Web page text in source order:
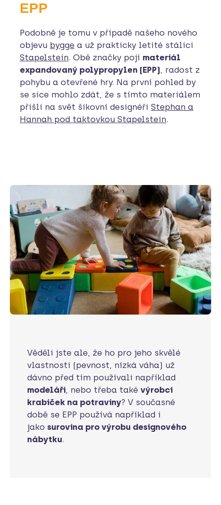
EPP
Podobně je tomu v případě našeho nového
objevu bygge a už prakticky letité stálici
Stapelstein. Obě značky pojí materiál
expandovaný polypropylen (EPP), radost z
pohybu a otevřené hry. Na první pohled by
se sice mohlo zdát, že s tímto materiálem
přišli na svět šikovní designéři Stephan a
Hannah pod taktovkou Stapelstein.
Věděli jste ale, že ho pro jeho skvělé
vlastnosti (pevnost, nízká váha) už
dávno před tím používali například
modeláři, nebo třeba také výrobci
krabiček na potraviny? V současné
době se EPP používá například i
jako surovina pro výrobu designového
nábytku.